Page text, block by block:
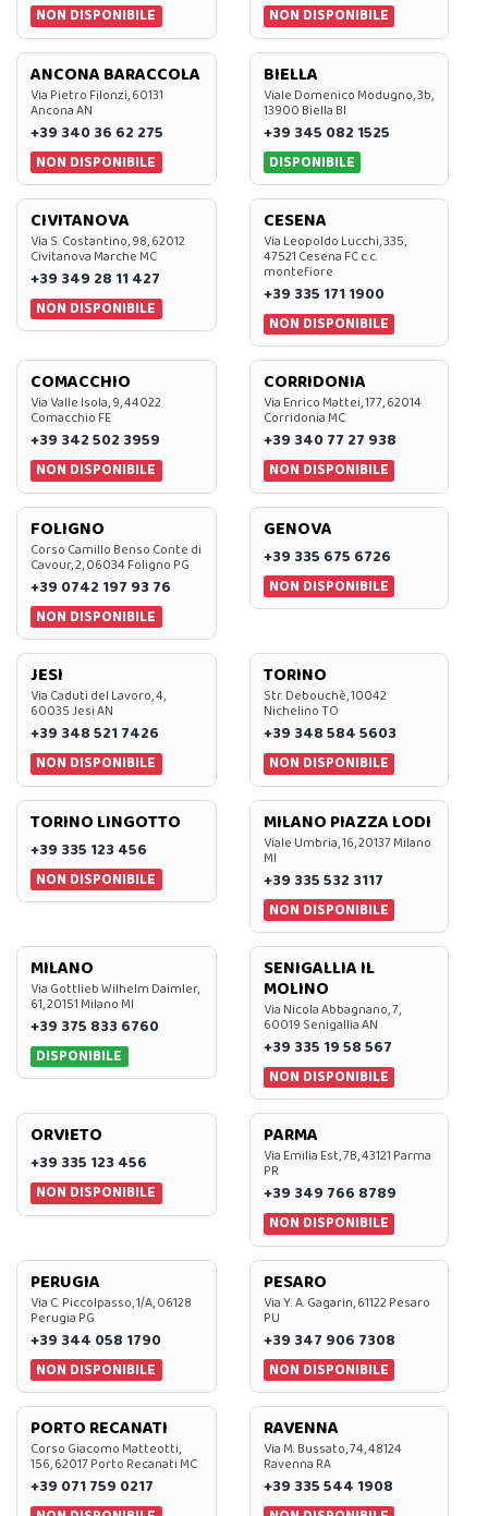
NON DISPONIBILE
NON DISPONIBILE
ANCONA BARACCOLA
Via Pietro Filonzi, 60131
Ancona AN
+39 340 36 62 275
NON DISPONIBILE
BIELLA
Viale Domenico Modugno, 3b,
13900 Biella BI
+39 345 082 1525
DISPONIBILE
CIVITANOVA
Via S. Costantino, 98, 62012
Civitanova Marche MC
+39 349 28 11 427
NON DISPONIBILE
CESENA
Via Leopoldo Lucchi, 335,
47521 Cesena FC c.c.
montefiore
+39 335 171 1900
NON DISPONIBILE
COMACCHIO
Via Valle Isola, 9, 44022
Comacchio FE
+39 342 502 3959
NON DISPONIBILE
CORRIDONIA
Via Enrico Mattei, 177, 62014
Corridonia MC
+39 340 77 27 938
NON DISPONIBILE
FOLIGNO
Corso Camillo Benso Conte di
Cavour, 2, 06034 Foligno PG
+39 0742 197 93 76
NON DISPONIBILE
GENOVA
+39 335 675 6726
NON DISPONIBILE
JESI
Via Caduti del Lavoro, 4,
60035 Jesi AN
+39 348 521 7426
NON DISPONIBILE
TORINO
Str. Debouchè, 10042
Nichelino TO
+39 348 584 5603
NON DISPONIBILE
TORINO LINGOTTO
+39 335 123 456
NON DISPONIBILE
MILANO PIAZZA LODI
Viale Umbria, 16, 20137 Milano
MI
+39 335 532 3117
NON DISPONIBILE
MILANO
Via Gottlieb Wilhelm Daimler,
61, 20151 Milano MI
+39 375 833 6760
DISPONIBILE
SENIGALLIA IL
MOLINO
Via Nicola Abbagnano, 7,
60019 Senigallia AN
+39 335 19 58 567
NON DISPONIBILE
ORVIETO
+39 335 123 456
NON DISPONIBILE
PARMA
Via Emilia Est, 7B, 43121 Parma
PR
+39 349 766 8789
NON DISPONIBILE
PERUGIA
Via C. Piccolpasso, 1/A, 06128
Perugia PG
+39 344 058 1790
NON DISPONIBILE
PESARO
Via Y. A. Gagarin, 61122 Pesaro
PU
+39 347 906 7308
NON DISPONIBILE
PORTO RECANATI
Corso Giacomo Matteotti,
156, 62017 Porto Recanati MC
+39 071 759 0217
RAVENNA
Via M. Bussato, 74, 48124
Ravenna RA
+39 335 544 1908